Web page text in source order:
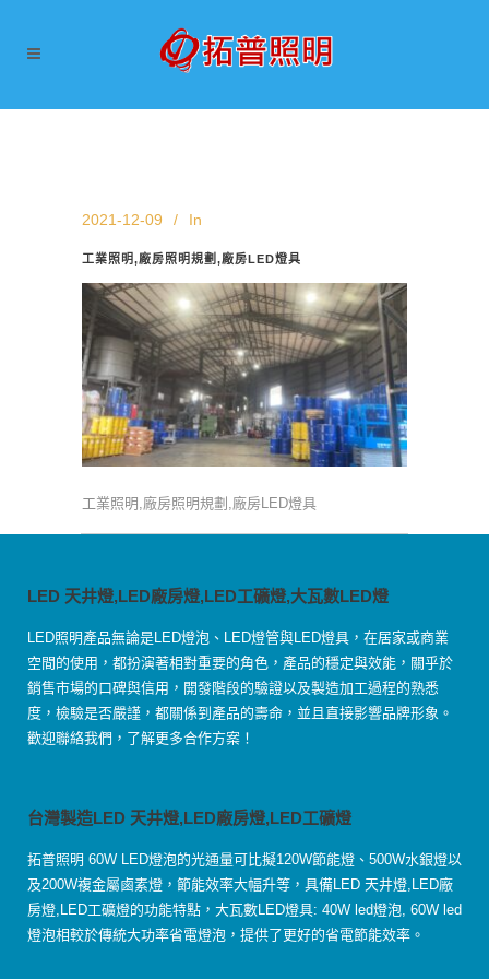
2021-12-09 In
工業照明,廠房照明規劃,廠房LED燈具
工業照明,廠房照明規劃,廠房LED燈具
LED 天井燈,LED廠房燈,LED工礦燈,大瓦數LED燈
LED照明產品無論是LED燈泡、LED燈管與LED燈具，在居家或商業
空間的使用，都扮演著相對重要的角色，產品的穩定與效能，關乎於
銷售市場的口碑與信用，開發階段的驗證以及製造加工過程的熟悉
度，檢驗是否嚴謹，都關係到產品的壽命，並且直接影響品牌形象。
歡迎聯絡我們，了解更多合作方案！
台灣製造LED 天井燈,LED廠房燈,LED工礦燈
拓普照明 60W LED燈泡的光通量可比擬120W節能燈、500W水銀燈以
及200W複金屬鹵素燈，節能效率大幅升等，具備LED 天井燈,LED廠
房燈,LED工礦燈的功能特點，大瓦數LED燈具: 40W led燈泡, 60W led
燈泡相較於傳統大功率省電燈泡，提供了更好的省電節能效率。